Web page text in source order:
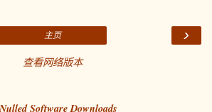
›
主页
查看网络版本
Software Downloads